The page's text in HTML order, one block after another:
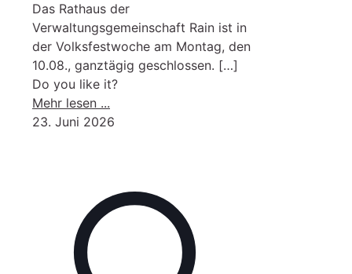
Das Rathaus der
Verwaltungsgemeinschaft Rain ist in
der Volksfestwoche am Montag, den
10.08., ganztägig geschlossen. […]
Do you like it?
Mehr lesen ...
Rathaus
10.08.
ganztägig
geschlossen
23. Juni 2026